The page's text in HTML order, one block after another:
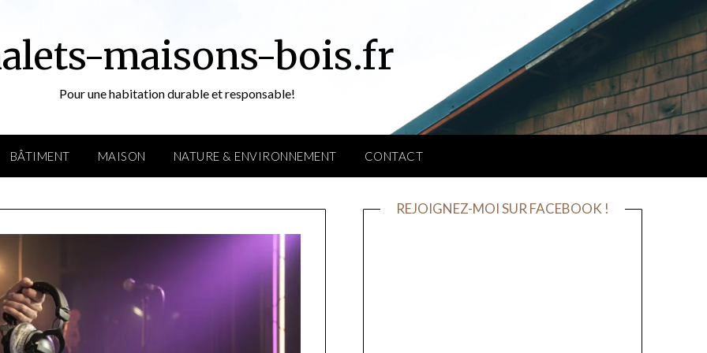
maisons-bois.fr
Pour une habitation durable et responsable!
BÂTIMENT MAISON NATURE & ENVIRONNEMENT CONTACT
REJOIGNEZ-MOI SUR FACEBOOK !